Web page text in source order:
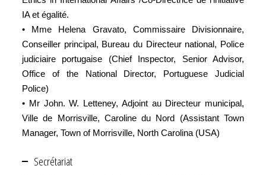
IA et égalité.
• Mme Helena Gravato, Commissaire Divisionnaire,
Conseiller principal, Bureau du Directeur national, Police
judiciaire portugaise (Chief Inspector, Senior Advisor,
Office of the National Director, Portuguese Judicial
Police)
• Mr John. W. Letteney, Adjoint au Directeur municipal,
Ville de Morrisville, Caroline du Nord (Assistant Town
Manager, Town of Morrisville, North Carolina (USA)
Secrétariat